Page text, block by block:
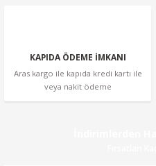
KAPIDA ÖDEME İMKANI
Aras kargo ile kapıda kredi kartı ile
veya nakit ödeme